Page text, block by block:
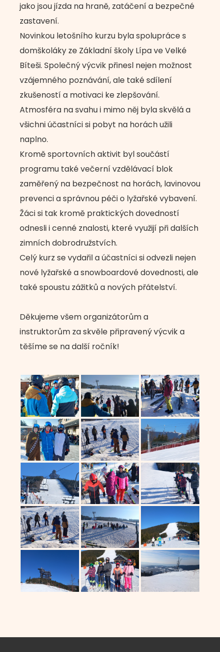
jako jsou jízda na hraně, zatáčení a bezpečné
zastavení.
Novinkou letošního kurzu byla spolupráce s
domškoláky ze Základní školy Lípa ve Velké
Bíteši. Společný výcvik přinesl nejen možnost
vzájemného poznávání, ale také sdílení
zkušeností a motivaci ke zlepšování.
Atmosféra na svahu i mimo něj byla skvělá a
všichni účastníci si pobyt na horách užili
naplno.
Kromě sportovních aktivit byl součástí
programu také večerní vzdělávací blok
zaměřený na bezpečnost na horách, lavinovou
prevenci a správnou péči o lyžařské vybavení.
Žáci si tak kromě praktických dovedností
odnesli i cenné znalosti, které využijí při dalších
zimních dobrodružstvích.
Celý kurz se vydařil a účastníci si odvezli nejen
nové lyžařské a snowboardové dovednosti, ale
také spoustu zážitků a nových přátelství.
Děkujeme všem organizátorům a
instruktorům za skvěle připravený výcvik a
těšíme se na další ročník!